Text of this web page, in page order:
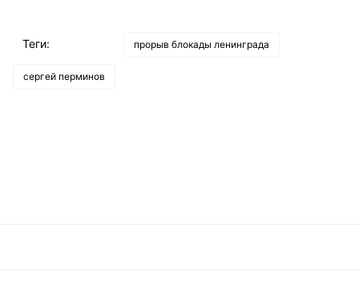
Теги: прорыв блокады ленинграда
сергей перминов